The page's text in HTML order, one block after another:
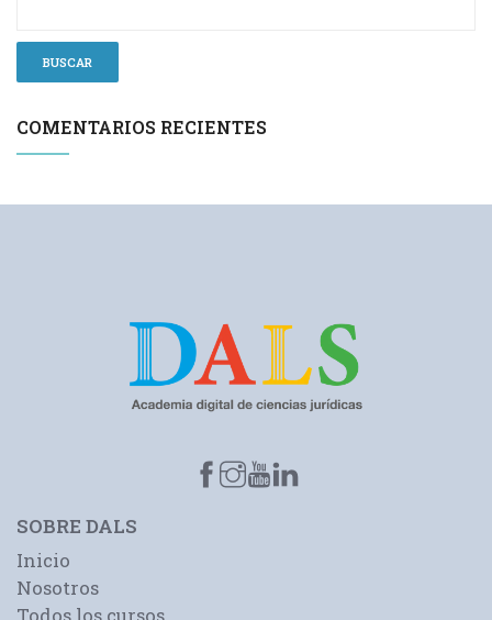
COMENTARIOS RECIENTES
SOBRE DALS
Inicio
Nosotros
Todos los cursos